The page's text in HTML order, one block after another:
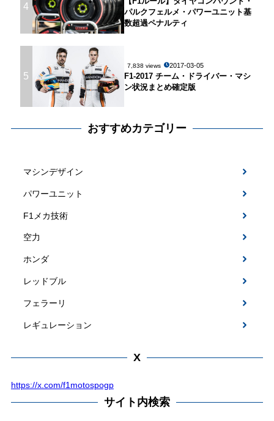
4
パルクフェルメ・パワーユニット基
数超過ペナルティ
5
7,838 views 2017-03-05
F1-2017 チーム・ドライバー・マシ
ン状況まとめ確定版
おすすめカテゴリー
マシンデザイン
パワーユニット
F1メカ技術
空力
ホンダ
レッドブル
フェラーリ
レギュレーション
X
https://x.com/f1motospogp
サイト内検索